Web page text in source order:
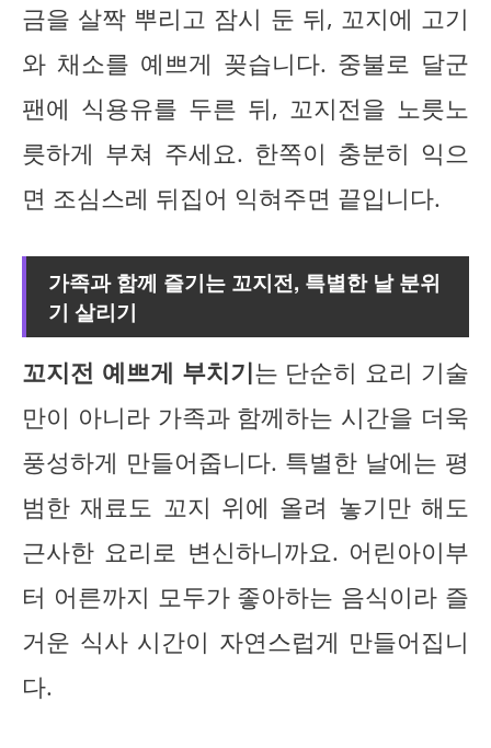
금을 살짝 뿌리고 잠시 둔 뒤, 꼬지에 고기
와 채소를 예쁘게 꽂습니다. 중불로 달군
팬에 식용유를 두른 뒤, 꼬지전을 노릇노
릇하게 부쳐 주세요. 한쪽이 충분히 익으
면 조심스레 뒤집어 익혀주면 끝입니다.
가족과 함께 즐기는 꼬지전, 특별한 날 분위
기 살리기
꼬지전 예쁘게 부치기는 단순히 요리 기술
만이 아니라 가족과 함께하는 시간을 더욱
풍성하게 만들어줍니다. 특별한 날에는 평
범한 재료도 꼬지 위에 올려 놓기만 해도
근사한 요리로 변신하니까요. 어린아이부
터 어른까지 모두가 좋아하는 음식이라 즐
거운 식사 시간이 자연스럽게 만들어집니
다.